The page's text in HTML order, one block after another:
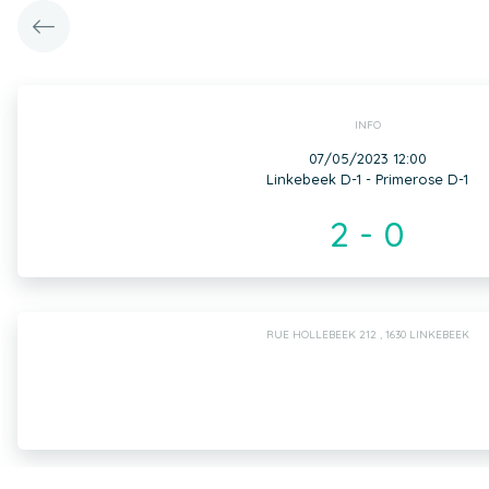
INFO
07/05/2023 12:00
Linkebeek D-1 - Primerose D-1
2 - 0
RUE HOLLEBEEK 212 , 1630 LINKEBEEK